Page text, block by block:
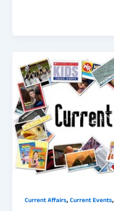
Current Affairs,Current Events,